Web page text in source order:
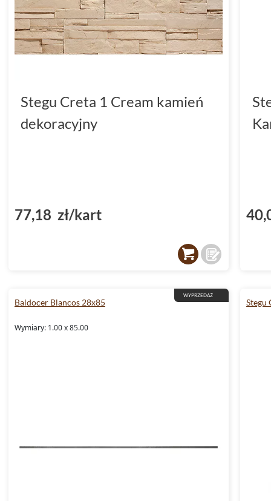
Stegu Creta 1 Cream kamień
dekoracyjny
77,18 zł/kart
WYPRZEDAŻ
Baldocer Blancos 28x85
Wymiary: 1.00 x 85.00
Stegu